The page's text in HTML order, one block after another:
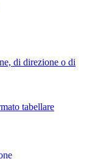
di direzione o di
tabellare